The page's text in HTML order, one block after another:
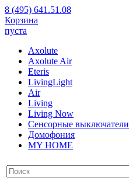
8 (495) 641.51.08
Корзина
пуста
Axolute
Axolute Air
Eteris
LivingLight
Air
Living
Living Now
Сенсорные выключатели
Домофония
MY HOME